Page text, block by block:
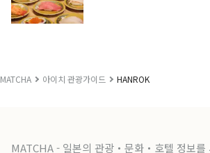
MATCHA 아이치 관광가이드 HANROK
MATCHA - 일본의 관광・문화・호텔 정보를